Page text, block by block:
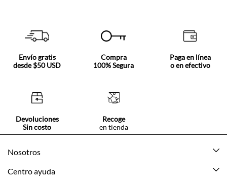
Envío gratis
desde $50 USD
Compra
100% Segura
Paga en línea
o en efectivo
Devoluciones
Sin costo
Recoge
en tienda
Nosotros
Acerca de Tennis
Centro ayuda